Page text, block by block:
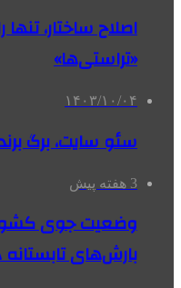
اصلاح ساختار،
«تراستی‌ها»
۱۴۰۳/۱۰/۰۴
سئو سایت، برگ
3 هفته پیش
بارش‌های تابستانه در